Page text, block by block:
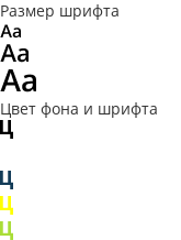
Размер шрифта
Цвет фона и шрифта